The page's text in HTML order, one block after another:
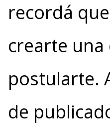
recordá
crearte una
postularte.
de